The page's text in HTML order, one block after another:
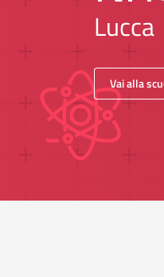
Lucca
Vai alla